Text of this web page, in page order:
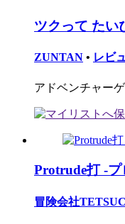
ツクって たい
ZUNTAN • レビ
アドベンチャー
Protrude打 -
冒険会社